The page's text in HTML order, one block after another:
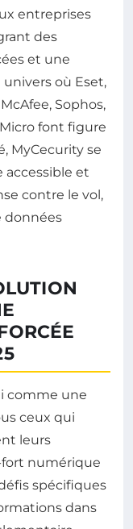
entreprises
des
et une
où Eset,
Sophos,
font figure
MyCecurity se
et
contre le vol,
données
comme une
ceux qui
leurs
fort numérique
spécifiques
dans